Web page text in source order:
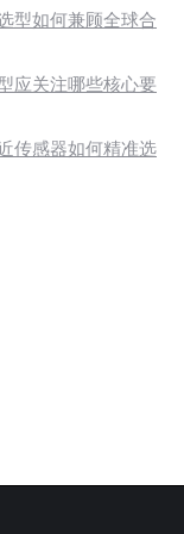
型如何兼顾全球合
应关注哪些核心要
传感器如何精准选